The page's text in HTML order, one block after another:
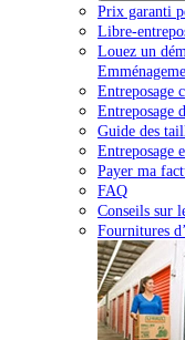
Prix garanti
Libre-
Louez un
Entreposage
Entreposage
Guide des
Entreposage
Payer ma
FAQ
Conseils sur
Fournitures